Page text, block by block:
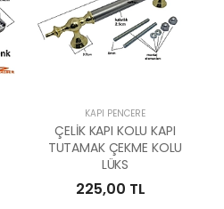
KAPI PENCERE
ÇELİK KAPI KOLU KAPI
TUTAMAK ÇEKME KOLU
LÜKS
225,00 TL